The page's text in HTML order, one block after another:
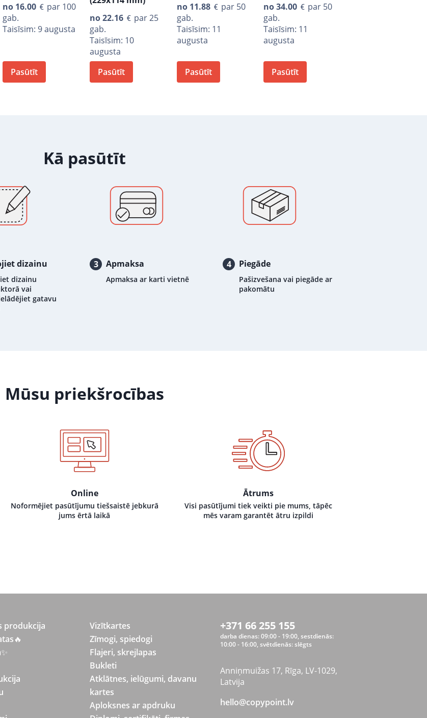
no 16.00
par 100
gab.
Taisīsim: 9 augusta
Pasūtīt
no22.16
par 25
gab.
Taisīsim: 10
augusta
Pasūtīt
no 11.88
par 50
gab.
Taisīsim: 11
augusta
Pasūtīt
no34.00
par 50
gab.
Taisīsim: 11
augusta
Pasūtīt
Kā pasūtīt
dizainu
dizainu
vai
gatavu
3 Apmaksa
Apmaksa ar karti vietnē
4 Piegāde
Pašizvešana vai piegāde ar
pakomātu
Mūsu priekšrocības
Online
Noformējiet pasūtījumu tiešsaistē jebkurā
jums ērtā laikā
Ātrums
Visi pasūtījumi tiek veikti pie mums, tāpēc
mēs varam garantēt ātru izpildi
produkcija
🔥
✨
Vizītkartes
Zīmogi, spiedogi
Flajeri, skrejlapas
Bukleti
Atklātnes, ielūgumi, davanu
kartes
Aploksnes ar apdruku
+371 66 255 155
darba dienas: 09:00 - 19:00, sestdienās:
10:00 - 16:00, svētdienās: slēgts
Anniņmuižas 17, Rīga, LV-1029,
Latvija
hello@copypoint.lv